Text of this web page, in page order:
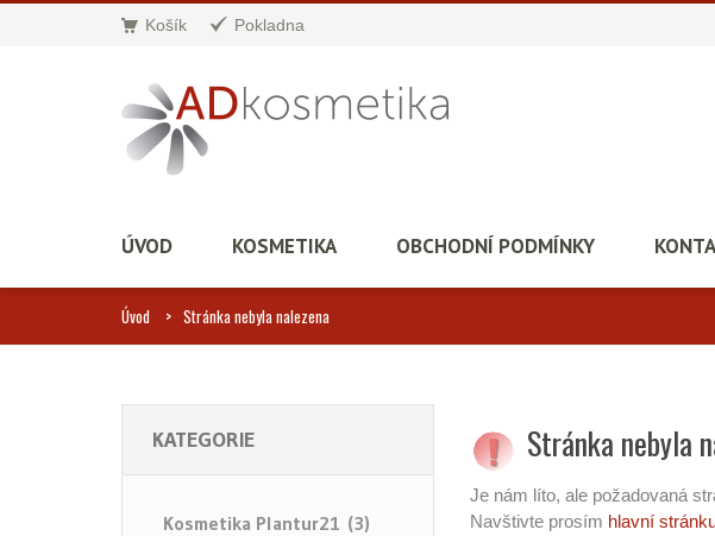
Košík Pokladna
ÚVOD KOSMETIKA OBCHODNÍ PODMÍNKY
Úvod Stránka nebyla nalezena
KATEGORIE
Kosmetika Plantur21 (3)
Stránka nebyla
Je nám líto, ale požadovaná
Navštivte prosím hlavní